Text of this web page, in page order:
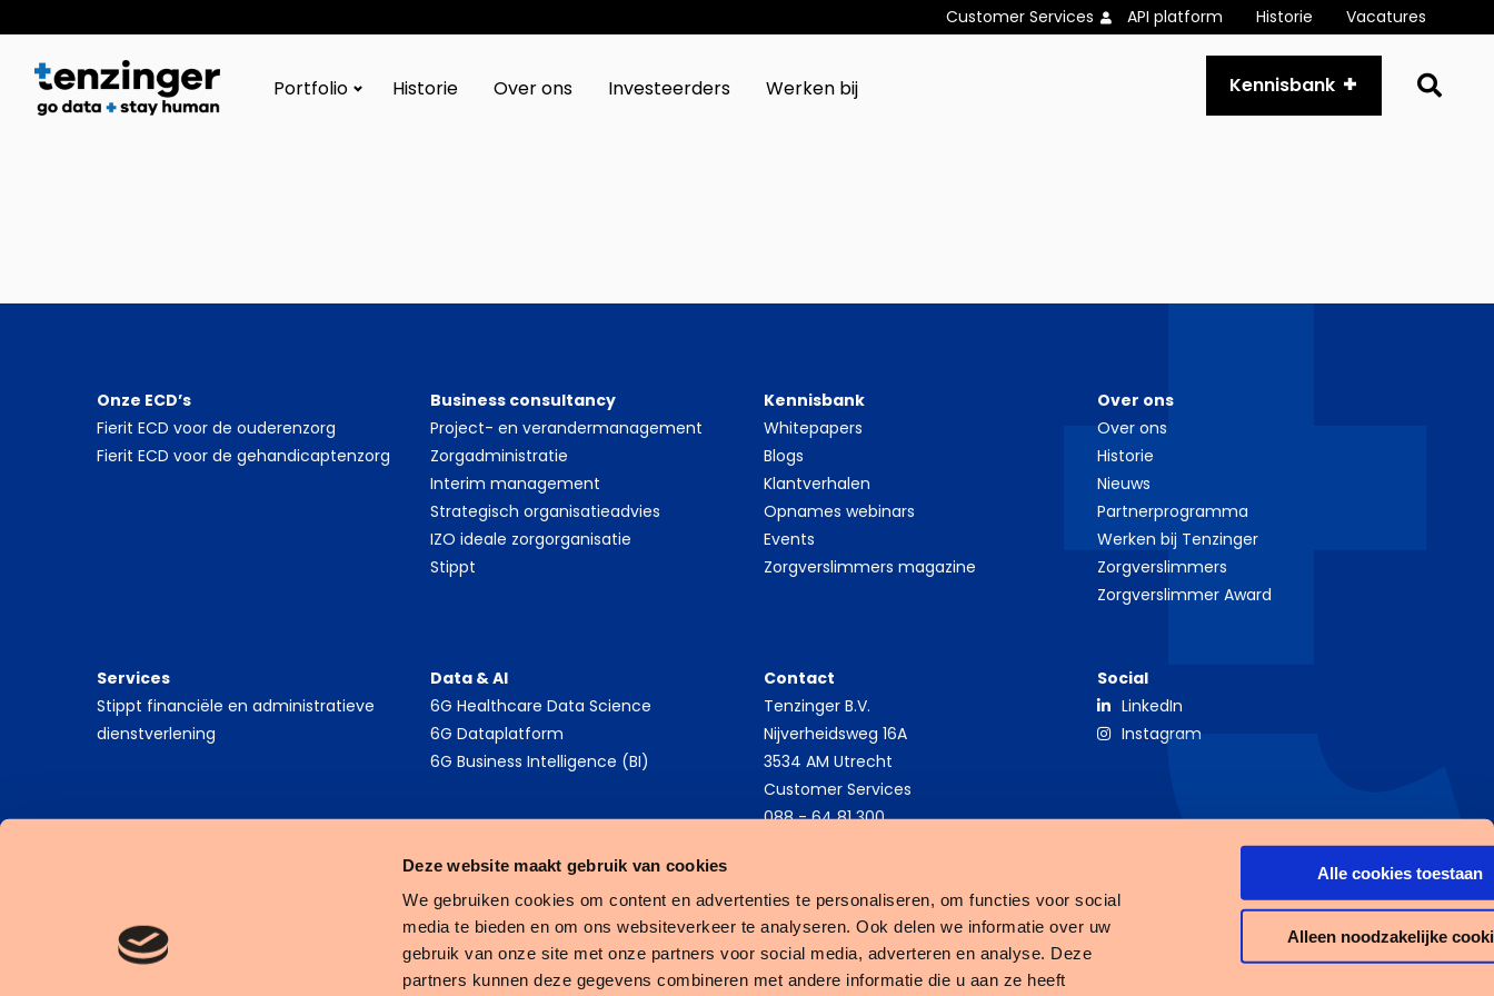
Deze website maakt gebruik van cookies
We gebruiken cookies om content en advertenties te personaliseren, om functies voor social
media te bieden en om ons websiteverkeer te analyseren. Ook delen we informatie over uw
gebruik van onze site met onze partners voor social media, adverteren en analyse. Deze
partners kunnen deze gegevens combineren met andere informatie die u aan ze heeft
Alle cookies toestaan
Alleen noodzakelijke
Customer Services API platform Historie Vacatures
Portfolio Historie Over ons Investeerders Werken bij Kennisbank
Onze ECD’s
Fierit ECD voor de ouderenzorg
Fierit ECD voor de gehandicaptenzorg
Business consultancy
Project- en verandermanagement
Zorgadministratie
Interim management
Strategisch organisatieadvies
IZO ideale zorgorganisatie
Stippt
Kennisbank
Whitepapers
Blogs
Klantverhalen
Opnames webinars
Events
Zorgverslimmers magazine
Over ons
Over ons
Historie
Nieuws
Partnerprogramma
Werken bij Tenzinger
Zorgverslimmers
Zorgverslimmer Award
Services
Stippt financiële en administratieve
dienstverlening
Data & AI
6G Healthcare Data Science
6G Dataplatform
6G Business Intelligence (BI)
Contact
Tenzinger B.V.
Nijverheidsweg 16A
3534 AM Utrecht
Customer Services
088 - 64 81 300
Social
LinkedIn
Instagram
Cookies Privacy Statement Algemene Voorwaarden Tenzinger